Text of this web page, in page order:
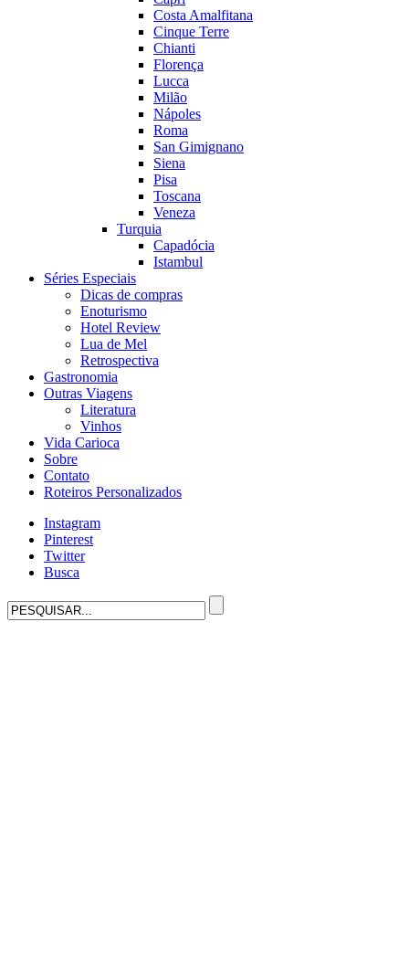
Costa Amalfitana
Cinque Terre
Chianti
Florença
Lucca
Milão
Nápoles
Roma
San Gimignano
Siena
Pisa
Toscana
Veneza
Turquia
Capadócia
Istambul
Séries Especiais
Dicas de compras
Enoturismo
Hotel Review
Lua de Mel
Retrospectiva
Gastronomia
Outras Viagens
Literatura
Vinhos
Vida Carioca
Sobre
Contato
Roteiros Personalizados
Instagram
Pinterest
Twitter
Busca